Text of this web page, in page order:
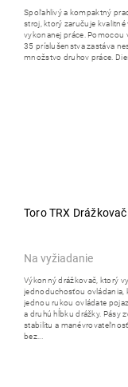
Spoľahlivý a kompaktný
stroj, ktorý zaručuje kvalitné
vykonanej práce. Pomocou
35 príslušenstva zastáva
množstvo druhov práce.
Toro TRX Drážkovač
Na vyžiadanie
Výkonný drážkovač, ktorý
jednoduchosťou ovládania,
jednou rukou ovládate
a druhú hĺbku drážky. Pásy
stabilitu a
bez...